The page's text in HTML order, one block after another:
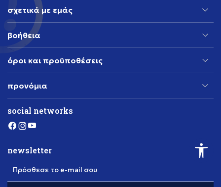
σχετικά με εμάς
βοήθεια
όροι και προϋποθέσεις
προνόμια
social networks
newsletter
Πρόσθεσε το e-mail σου